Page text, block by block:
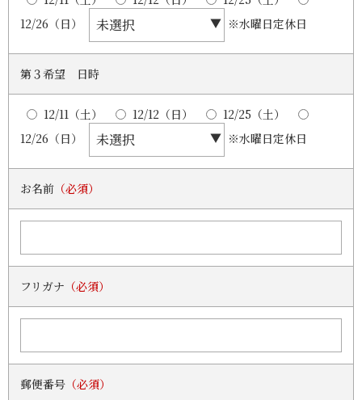
12/26（日）
※水曜日定休日
第３希望 日時
12/11（土） 12/12（日）
12/25（土）
12/26（日）
※水曜日定休日
お名前 （必須）
フリガナ （必須）
郵便番号 （必須）